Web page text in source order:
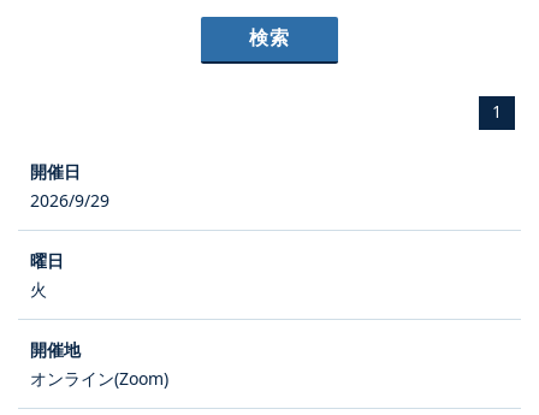
1
2026/9/29
火
オンライン(Zoom)